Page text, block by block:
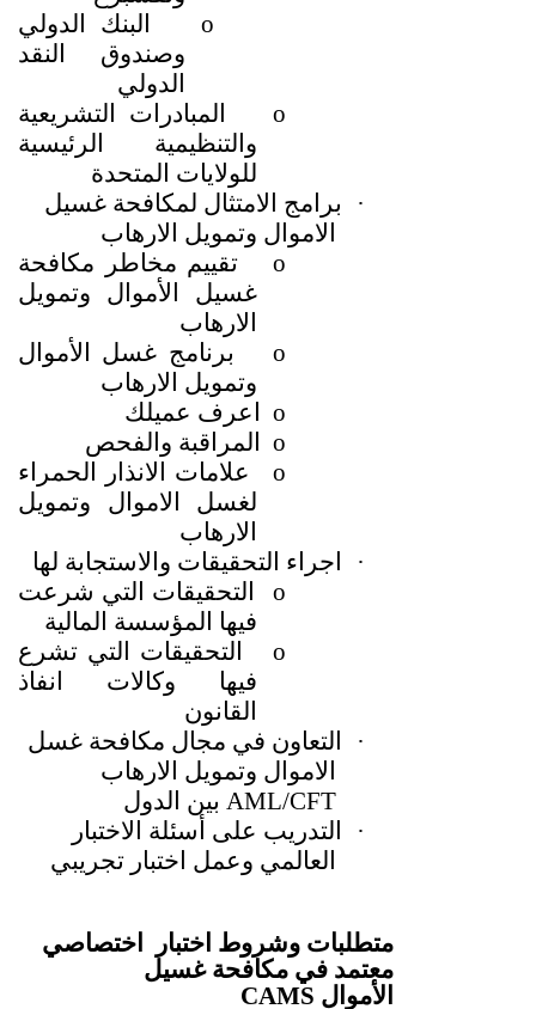
o
البنك الدولي
وصندوق النقد
الدولي
o
المبادرات التشريعية
والتنظيمية الرئيسية
للولايات المتحدة
·
برامج الامتثال لمكافحة غسيل
الاموال وتمويل الارهاب
o
تقييم مخاطر مكافحة
غسيل الأموال وتمويل
الارهاب
o
برنامج غسل الأموال
وتمويل الارهاب
o
اعرف عميلك
o
المراقبة والفحص
o
علامات الانذار الحمراء
لغسل الاموال وتمويل
الارهاب
·
اجراء التحقيقات والاستجابة لها
o
التحقيقات التي شرعت
فيها المؤسسة المالية
o
التحقيقات التي تشرع
فيها وكالات انفاذ
القانون
·
التعاون في مجال مكافحة غسل
الاموال وتمويل الارهاب
AML/CFT بين الدول
·
التدريب على أسئلة الاختبار
العالمي وعمل اختبار تجريبي
متطلبات وشروط اختبار اختصاصي
معتمد في مكافحة غسيل
الأموال CAMS